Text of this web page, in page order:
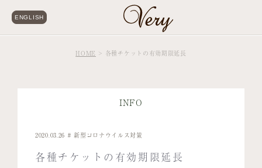
ENGLISH
HOME 各種チケットの有効期限延長
INFO
2020.03.26 新型コロナウイルス対策
各種チケットの有効期限延長